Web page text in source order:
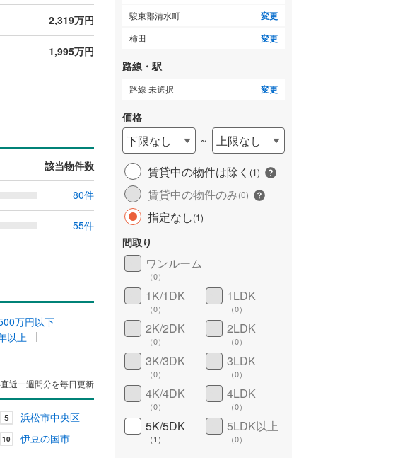
2,319万円
1,995万円
該当物件数
80件
55件
万円以下
以上
近一週間分を毎日更新
5 浜松市中央区
10 伊豆の国市
駿東郡清水町 変更
柿田 変更
路線・駅
路線 未選択 変更
価格
下限なし ~
上限なし
賃貸中の物件は除く (1)
賃貸中の物件のみ(0)
指定なし(1)
間取り
ワンルーム
（0）
1K/1DK
（0）
1LDK
（0）
2K/2DK
（0）
2LDK
（0）
3K/3DK
（0）
3LDK
（0）
4K/4DK
（0）
4LDK
（0）
5K/5DK
（1 ）
5LDK以上
（0）
長期優良住宅 ）
詳しく見る